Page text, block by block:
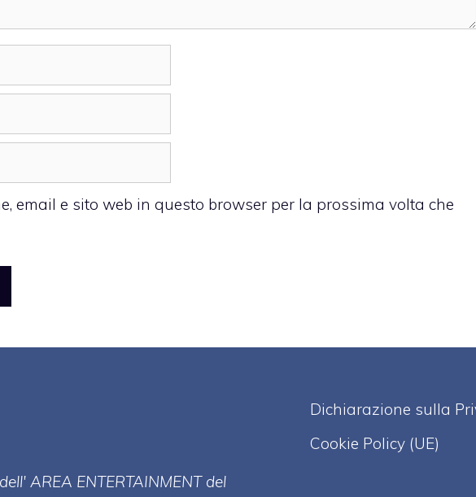
email e sito web in questo browser per la prossima volta che
AREA ENTERTAINMENT del
Dichiarazione sulla
Cookie Policy (UE)